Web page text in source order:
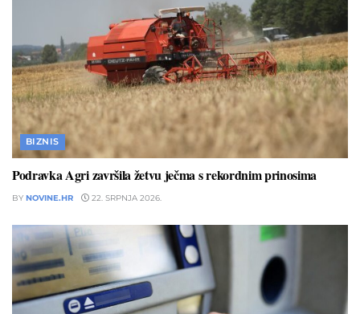
BIZNIS
Podravka Agri završila žetvu ječma s rekordnim prinosima
BY NOVINE.HR 22. SRPNJA 2026.